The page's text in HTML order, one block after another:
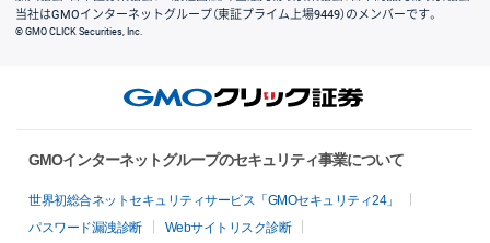
当社はGMOインターネットグループ（東証プライム上場9449）のメンバーです。
© GMO CLICK Securities, Inc.
GMOインターネットグループのセキュリティ事業について
世界初総合ネットセキュリティサービス「GMOセキュリティ24」
パスワード漏洩診断
Webサイトリスク診断